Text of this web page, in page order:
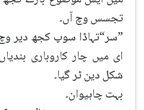
تجسس وچ آں۔
”سر“تہاڈا سوپ کجھ دیر
ای میں چار کاروباری
شکل دین ٹر گیا۔
بہت چاہیوان۔